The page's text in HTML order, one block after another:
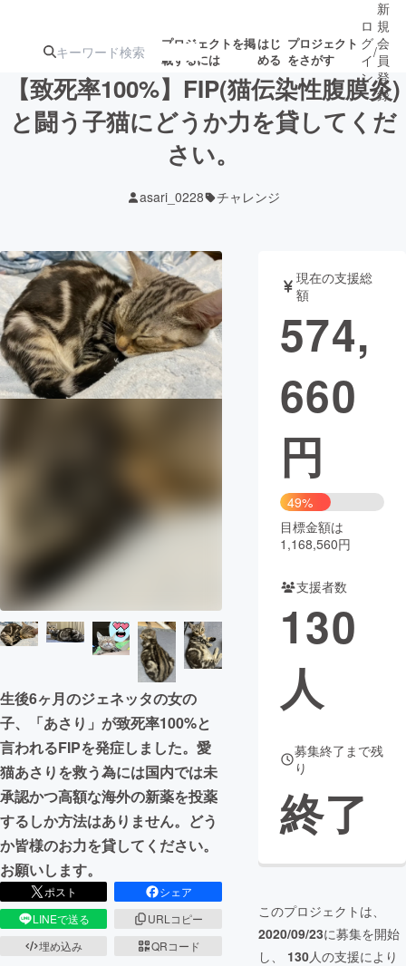
プロジェクトを掲
載するには
はじ
める
プロジェクト
をさがす
注目の新着プロ
テクノロジー・ガジェット
映像・映画 書籍・雑誌
ビジネス・起業 チャレンジ
CAMPFIRE for Social Good CAMPFIRE Creation
CAMPFIREふるさと納税machi-ya コミュニティ
ロ
グ
イ
ン
/
新
規
会
員
登
録
【致死率100%】FIP(猫伝染性腹膜炎)
と闘う子猫にどうか力を貸してくだ
さい。
asari_0228 チャレンジ
生後6ヶ月のジェネッタの女の
子、「あさり」が致死率100%と
言われるFIPを発症しました。愛
猫あさりを救う為には国内では未
承認かつ高額な海外の新薬を投薬
するしか方法はありません。どう
か皆様のお力を貸してください。
お願いします。
ポスト
シェア
LINEで送る
URLコピー
埋め込み
QRコード
現在の支援総
額
574,
660
円
49%
目標金額は
1,168,560円
支援者数
130
人
募集終了まで残
り
終了
このプロジェクトは、
2020/09/23に募集を開始
し、 130人の支援により